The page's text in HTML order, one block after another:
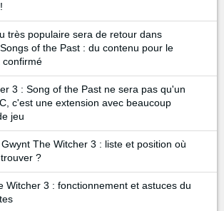
très populaire sera de retour dans
of the Past : du contenu pour le
confirmé
3 : Song of the Past ne sera pas qu'un
c'est une extension avec beaucoup
jeu
The Witcher 3 : liste et position où
?
Witcher 3 : fonctionnement et astuces du